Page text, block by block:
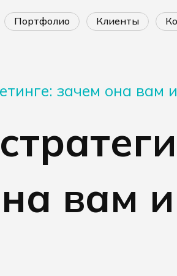
портфолио клиенты
зачем она вам и
вам